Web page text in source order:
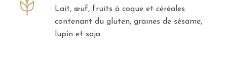
Lait, œuf, fruits à coque et céréales
contenant du gluten, graines de sésame,
lupin et soja